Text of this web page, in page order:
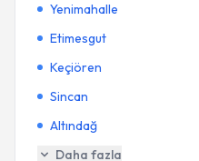
Yenimahalle
Etimesgut
Keçiören
Sincan
Altındağ
Daha fazla